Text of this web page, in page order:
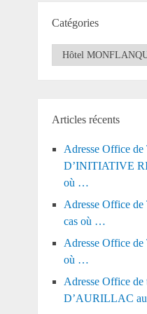
Catégories
Catégories
Articles récents
Adresse Office
D’INITIATIVE
où …
Adresse Office
cas où …
Adresse Office de
où …
Adresse Office
D’AURILLAC